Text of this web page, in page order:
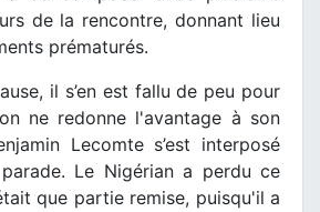
de la rencontre, donnant lieu
prématurés.
il s’en est fallu de peu pour
ne redonne l'avantage à son
Lecomte s’est interposé
Le Nigérian a perdu ce
que partie remise, puisqu'il a